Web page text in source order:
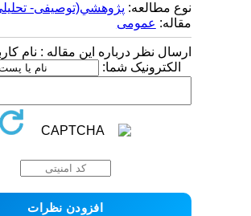
نوع مطالعه:پژوهشي(توصیفی- تحلیلی)
مقاله:عمومى
ارسال نظر درباره این مقاله : نام
الکترونیک شما: